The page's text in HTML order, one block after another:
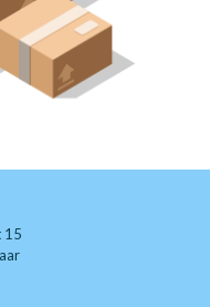
15